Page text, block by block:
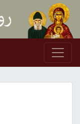
Skip to content